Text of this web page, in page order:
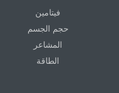
فيتامين
حجم الجسم
المشاعر
الطاقة